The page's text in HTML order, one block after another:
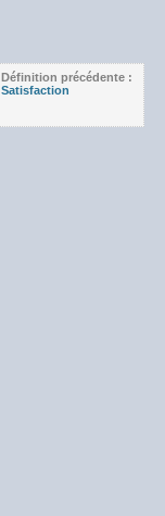
Définition précédente :
Satisfaction